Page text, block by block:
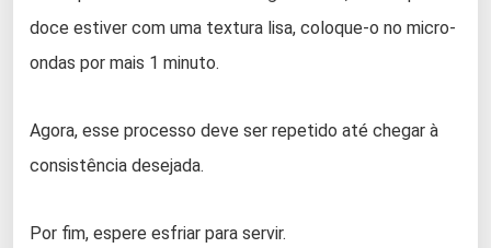
doce estiver com uma textura lisa, coloque-o no micro-
ondas por mais 1 minuto.
Agora, esse processo deve ser repetido até chegar à
consistência desejada.
Por fim, espere esfriar para servir.